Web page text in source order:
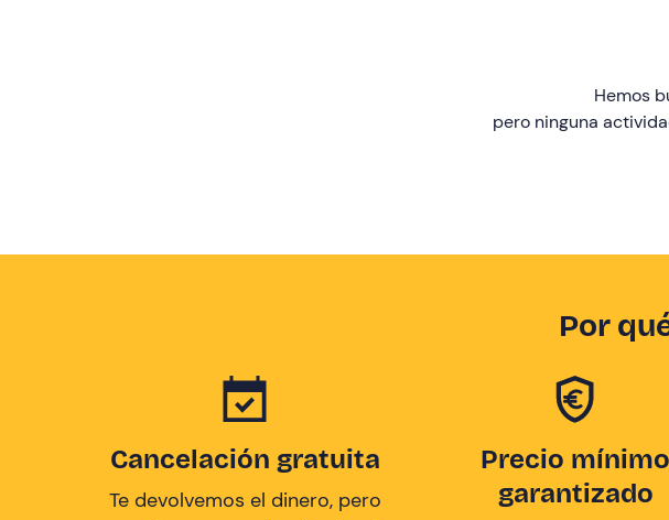
Hemos
pero ninguna
Por
Cancelación gratuita
Te devolvemos el dinero, pero
Precio mínimo
garantizado